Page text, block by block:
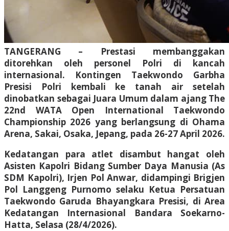
TANGERANG – Prestasi membanggakan
ditorehkan oleh personel Polri di kancah
internasional. Kontingen Taekwondo Garbha
Presisi Polri kembali ke tanah air setelah
dinobatkan sebagai Juara Umum dalam ajang The
22nd WATA Open International Taekwondo
Championship 2026 yang berlangsung di Ohama
Arena, Sakai, Osaka, Jepang, pada 26-27 April 2026.
Kedatangan para atlet disambut hangat oleh
Asisten Kapolri Bidang Sumber Daya Manusia (As
SDM Kapolri), Irjen Pol Anwar, didampingi Brigjen
Pol Langgeng Purnomo selaku Ketua Persatuan
Taekwondo Garuda Bhayangkara Presisi, di Area
Kedatangan Internasional Bandara Soekarno-
Hatta, Selasa (28/4/2026).